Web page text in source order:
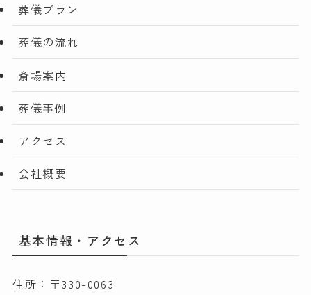
葬儀プラン
葬儀の流れ
斎場案内
葬儀事例
アクセス
会社概要
基本情報・アクセス
住所：〒330-0063